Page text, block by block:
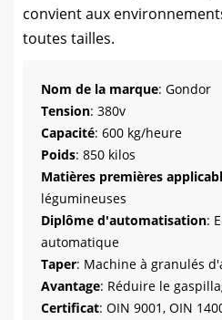
convient aux
toutes tailles.
Nom de la marque: Gondor
Tension: 380v
Capacité: 600 kg/heure
Poids: 850 kilos
Matières premières
légumineuses
Diplôme d'automatisation:
automatique
Taper: Machine à granulés
Avantage: Réduire le
Certificat: OIN 9001, OIN